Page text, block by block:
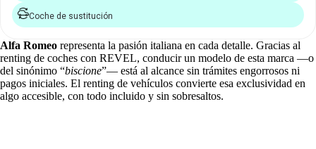
Coche de sustitución
Alfa Romeo representa la pasión italiana en cada detalle. Gracias al
renting de coches con REVEL, conducir un modelo de esta marca —o
del sinónimo “biscione”— está al alcance sin trámites engorrosos ni
pagos iniciales. El renting de vehículos convierte esa exclusividad en
algo accesible, con todo incluido y sin sobresaltos.